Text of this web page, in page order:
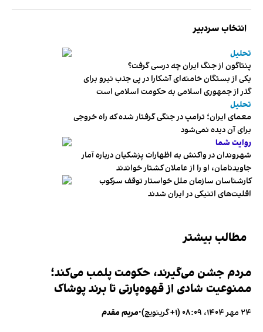
انتخاب سردبیر
تحلیل
پنتاگون از جنگ ایران چه درسی گرفت؟
یکی از بستگان خامنه‌ای آشکارا در پی جذب نیرو برای
گذر از جمهوری اسلامی به حکومت اسلامی است
تحلیل
معمای ایران؛ ترامپ در جنگی گرفتار شده که راه خروجی
برای آن دیده نمی‌شود
روایت شما
شهروندان در واکنش به اظهارات پزشکیان درباره آمار
جاویدنامان، او را از عاملان کشتار خواندند
کارشناسان سازمان ملل خواستار توقف سرکوب
اقلیت‌های اتنیکی در ایران شدند
مطالب بیشتر
مردم جشن می‌گیرند، حکومت پلمب می‌کند؛
ممنوعیت شادی از قهوه‌پارتی تا برند پوشاک
۲۴ مهر ۱۴۰۴، ۰۸:۰۹ (‎+۱ گرینویچ) •مریم مقدم